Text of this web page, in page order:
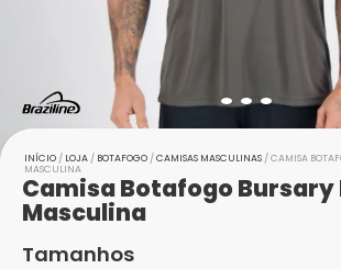
INÍCIO / LOJA / BOTAFOGO /CAMISAS MASCULINAS / CAMISA
MASCULINA
Camisa Botafogo Bursary
Masculina
Tamanhos